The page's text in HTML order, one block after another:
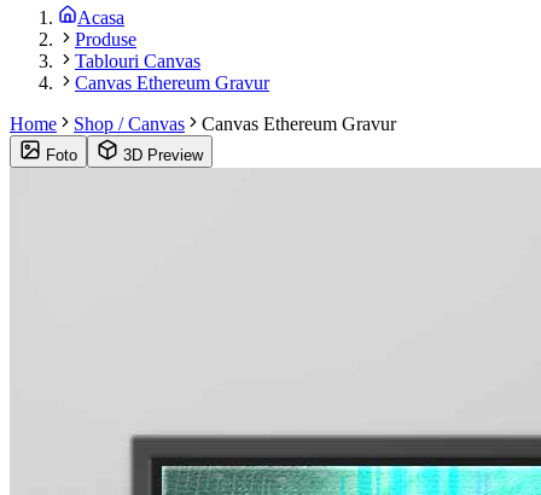
Acasa
Produse
Tablouri Canvas
Canvas Ethereum Gravur
Home
Shop / Canvas Canvas Ethereum Gravur
Foto 3D Preview